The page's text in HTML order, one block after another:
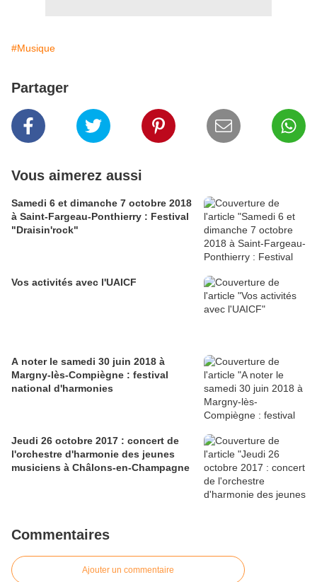
#Musique
Partager
Vous aimerez aussi
Samedi 6 et dimanche 7 octobre 2018
à Saint-Fargeau-Ponthierry : Festival
"Draisin'rock"
Vos activités avec l'UAICF
A noter le samedi 30 juin 2018 à
Margny-lès-Compiègne : festival
national d'harmonies
Jeudi 26 octobre 2017 : concert de
l'orchestre d'harmonie des jeunes
musiciens à Châlons-en-Champagne
Commentaires
Ajouter un commentaire